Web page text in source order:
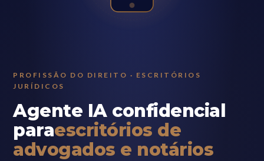
PROFISSÃO DO DIREITO · ESCRITÓRIOS
JURÍDICOS
Agente IA confidencial
paraescritórios de
advogados e notários